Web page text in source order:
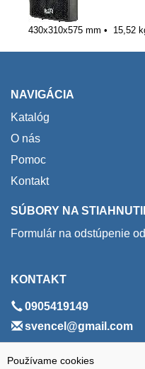
Používame cookies
430x310x575 mm • 15,52
NAVIGÁCIA
Katalóg
O nás
Pomoc
Kontakt
SÚBORY NA
Formulár na odstúpenie
KONTAKT
0905419149
svencel@gmail.com
ADRESA